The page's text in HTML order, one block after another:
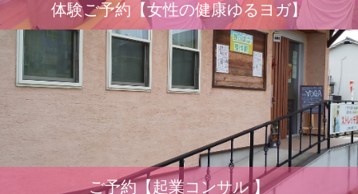
体験ご予約【女性の健康ゆるヨガ】
ご予約【起業コンサル 】